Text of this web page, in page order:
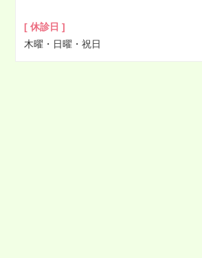
[ 休診日 ]
木曜・日曜・祝日